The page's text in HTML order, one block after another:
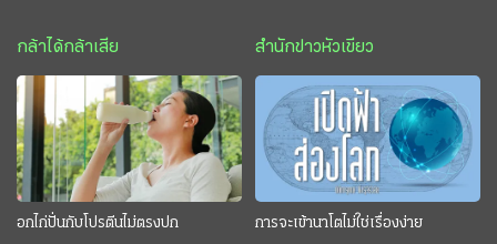
กล้าได้กล้าเสีย สำนักข่าวหัวเขียว
อกไก่ปั่นกับโปรตีนไม่ตรงปก การจะเข้านาโตไม่ใช่เรื่องง่าย